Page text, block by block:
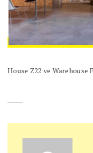
House Z22 ve Warehouse